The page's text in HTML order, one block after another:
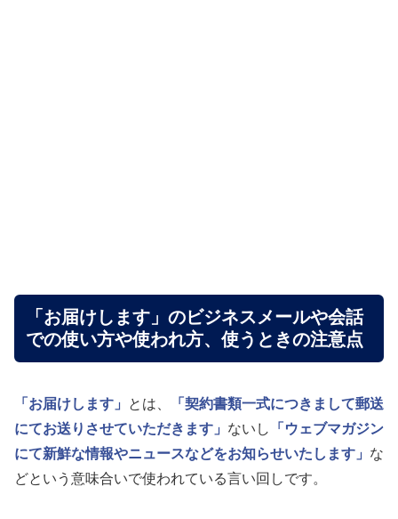
「お届けします」のビジネスメールや会話
での使い方や使われ方、使うときの注意点
「お届けします」 とは、
「契約書類一式につきまして郵送
にてお送りさせていただきます」 ないし
「ウェブマガジン
にて新鮮な情報やニュースなどをお知らせいたします」 な
どという意味合いで使われている言い回しです。